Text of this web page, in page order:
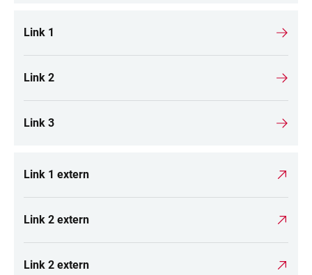
Link 1
Link 2
Link 3
Link 1 extern
Link 2 extern
Link 2 extern